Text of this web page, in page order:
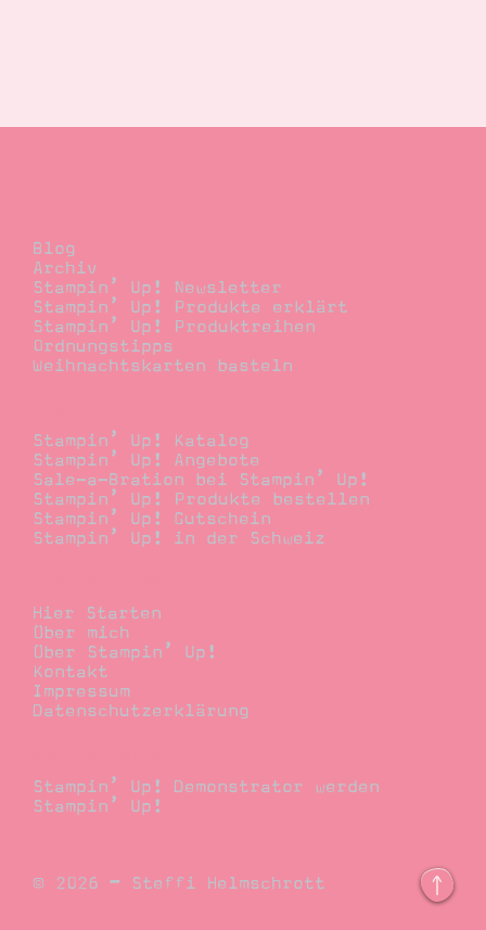
Blog
Archiv
Stampin’ Up! Newsletter
Stampin’ Up! Produkte erklärt
Stampin’ Up! Produktreihen
Ordnungstipps
Weihnachtskarten basteln
Stampin’ Up! Katalog
Stampin’ Up! Angebote
Sale-a-Bration bei Stampin’ Up!
Stampin’ Up! Produkte bestellen
Stampin’ Up! Gutschein
Stampin’ Up! in der Schweiz
Hier Starten
Über mich
Über Stampin’ Up!
Kontakt
Impressum
Datenschutzerklärung
Stampin’ Up! Demonstrator werden
Stampin’ Up!
© 2026 – Steffi Helmschrott